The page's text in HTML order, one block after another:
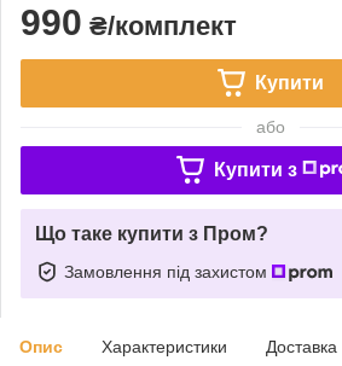
990 ₴/комплект
Купити
або
Купити з
Що таке купити з Пром?
Замовлення під захистом
Опис Характеристики Доставка